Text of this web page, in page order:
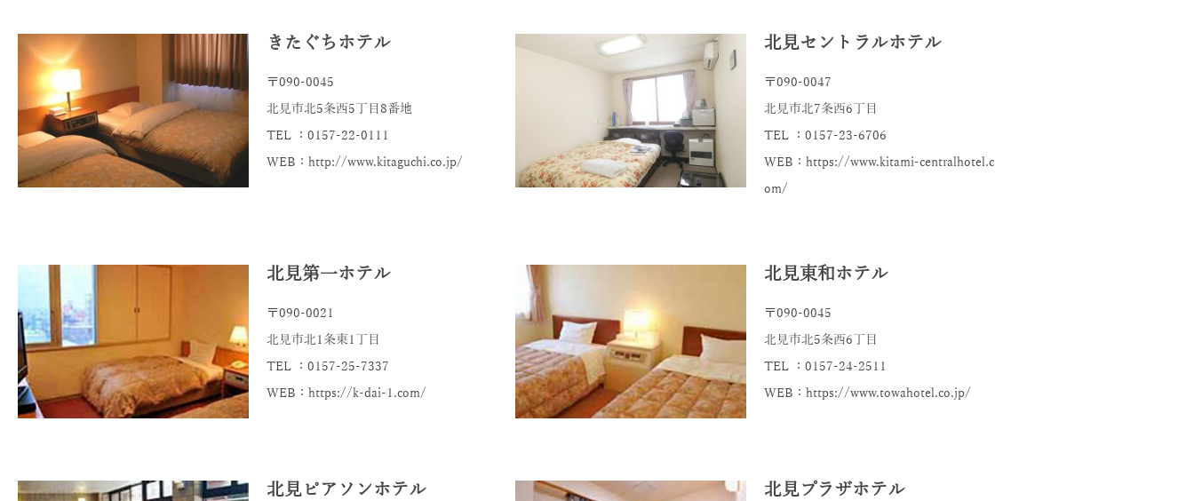
きたぐちホテル
〒090-0045
北見市北5条西5丁目8番地
TEL ：0157-22-0111
WEB：http://www.kitaguchi.co.jp/
北見セントラルホテル
〒090-0047
北見市北7条西6丁目
TEL ：0157-23-6706
WEB：https://www.kitami-centralhotel.c
om/
北見第一ホテル
〒090-0021
北見市北1条東1丁目
TEL ：0157-25-7337
WEB：https://k-dai-1.com/
北見東和ホテル
〒090-0045
北見市北5条西6丁目
TEL ：0157-24-2511
WEB：https://www.towahotel.co.jp/
北見ピアソンホテル 北見プラザホテル